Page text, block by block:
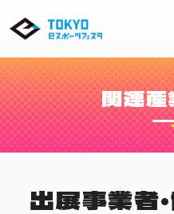
関連
出展事業者